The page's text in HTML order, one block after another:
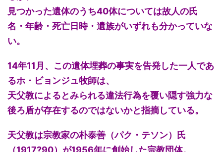
見つかった遺体のうち40体については故人の氏
名・年齢・死亡日時・遺族がいずれも分かっていな
い。
14年11月、この遺体埋葬の事実を告発した一人であ
るホ・ビョンジュ牧師は、
天父教によるとみられる違法行為を覆い隠す強力な
後ろ盾が存在するのではないかと指摘している。
天父教は宗教家の朴泰善（パク・テソン）氏
（1917?90）が1956年に創始した宗教団体。